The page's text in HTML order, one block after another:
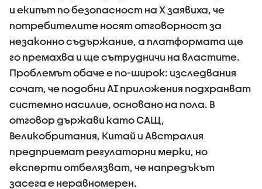
и екипът по безопасност на X заявиха, че
потребителите носят отговорност за
незаконно съдържание, а платформата ще
го премахва и ще сътрудничи на властите.
Проблемът обаче е по-широк: изследвания
сочат, че подобни AI приложения подхранват
системно насилие, основано на пола. В
отговор държави като САЩ,
Великобритания, Китай и Австралия
предприемат регулаторни мерки, но
експерти отбелязват, че напредъкът
засега е неравномерен.